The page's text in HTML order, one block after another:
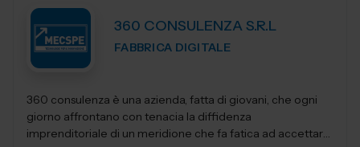
360 CONSULENZA S.R.L
FABBRICA DIGITALE
360 consulenza è una azienda, fatta di giovani, che ogni
giorno affrontano con tenacia la diffidenza
imprenditoriale di un meridione che fa fatica ad accettare